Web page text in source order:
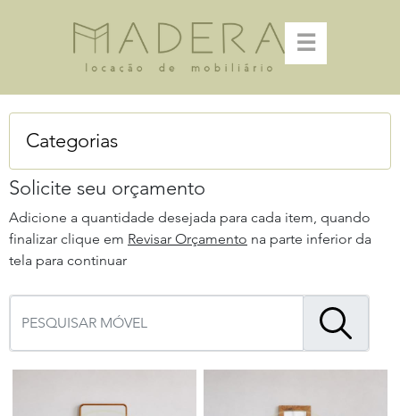
☰
Categorias
Solicite seu orçamento
Adicione a quantidade desejada para cada item, quando
finalizar clique em Revisar Orçamento na parte inferior da
tela para continuar